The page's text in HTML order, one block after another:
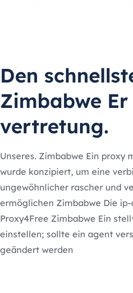
Den
Zimbabwe
vertretung.
Unseres. Zimbabwe Ein proxy
wurde konzipiert, um eine
ungewöhnlicher rascher und
ermöglichen Zimbabwe Die
Proxy4Free Zimbabwe Ein
einstellen; sollte ein agent
geändert werden